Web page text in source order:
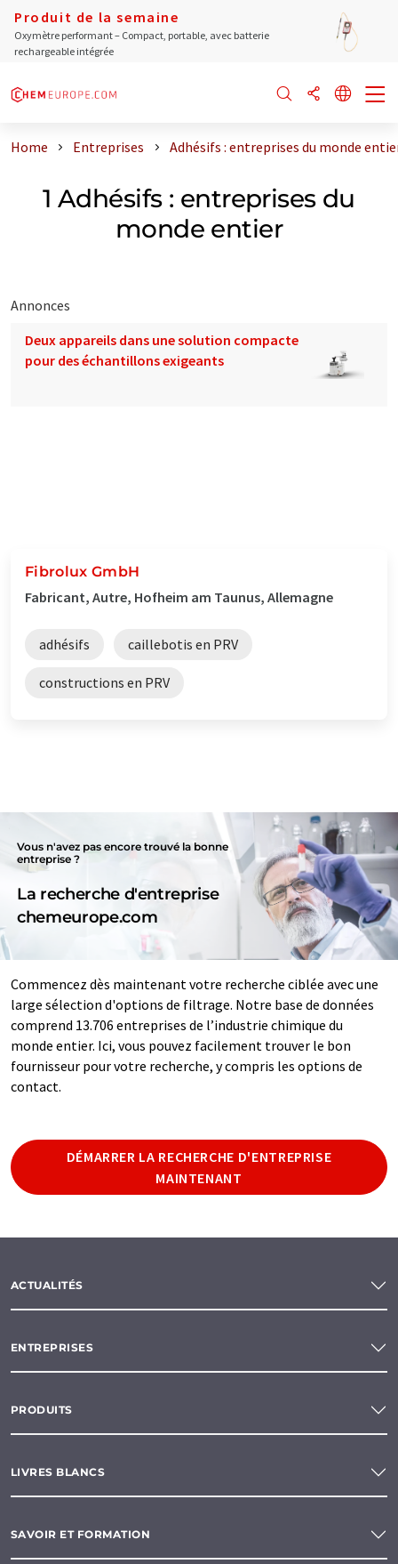
Produit de la semaine
Oxymètre performant – Compact, portable, avec batterie
rechargeable intégrée
Home Entreprises Adhésifs : entreprises du monde
1 Adhésifs : entreprises du
monde entier
Annonces
Deux appareils dans une solution compacte
pour des échantillons exigeants
Fibrolux GmbH
Fabricant, Autre, Hofheim am Taunus, Allemagne
adhésifs caillebotis en PRV
constructions en PRV
Vous n'avez pas encore trouvé la bonne
entreprise ?
La recherche d'entreprise
chemeurope.com
Commencez dès maintenant votre recherche ciblée avec une
large sélection d'options de filtrage. Notre base de données
comprend 13.706 entreprises de l’industrie chimique du
monde entier. Ici, vous pouvez facilement trouver le bon
fournisseur pour votre recherche, y compris les options de
contact.
DÉMARRER LA RECHERCHE D'ENTREPRISE
MAINTENANT
ACTUALITÉS
ENTREPRISES
PRODUITS
LIVRES BLANCS
SAVOIR ET FORMATION